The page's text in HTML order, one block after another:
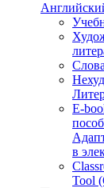
E-
в
Tool